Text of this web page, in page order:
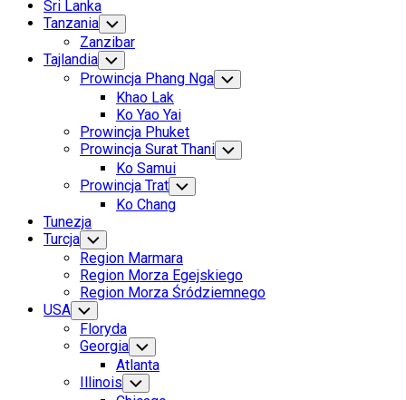
Current
Page
Parent
Sri Lanka
Tanzania Toggle
Child
Menu
Zanzibar
Tajlandia Toggle
Child
Menu
Prowincja Phang Nga Toggle
Child
Khao Lak
Ko Yao Yai
Prowincja Phuket
Prowincja Surat Thani Toggle
Child
Ko Samui
Prowincja Trat Toggle
Child
Menu
Ko Chang
Tunezja
Turcja Toggle
Child
Menu
Region Marmara
Region Morza Egejskiego
Region Morza Śródziemnego
USA Toggle
Child
Menu
Floryda
Georgia Toggle
Child
Menu
Atlanta
Illinois Toggle
Child